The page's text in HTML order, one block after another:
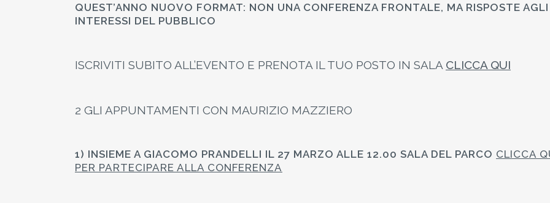
QUEST’ANNO NUOVO FORMAT: NON UNA CONFERENZA FRONTALE, MA RISPOSTE AGLI
INTERESSI DEL PUBBLICO
ISCRIVITI SUBITO ALL’EVENTO E PRENOTA IL TUO POSTO IN SALA CLICCA QUI
2 GLI APPUNTAMENTI CON MAURIZIO MAZZIERO
1) INSIEME A GIACOMO PRANDELLI IL 27 MARZO ALLE 12.00 SALA DEL PARCO CLICCA
PER PARTECIPARE ALLA CONFERENZA